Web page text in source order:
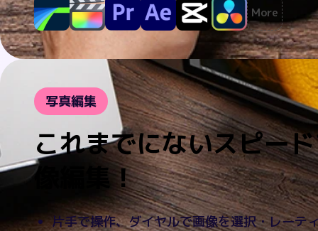
More
写真編集
これまでにないスピー
像編集！
片手で操作、ダイヤルで画像を選択・レーテ